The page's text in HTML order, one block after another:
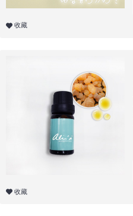
收藏
收藏